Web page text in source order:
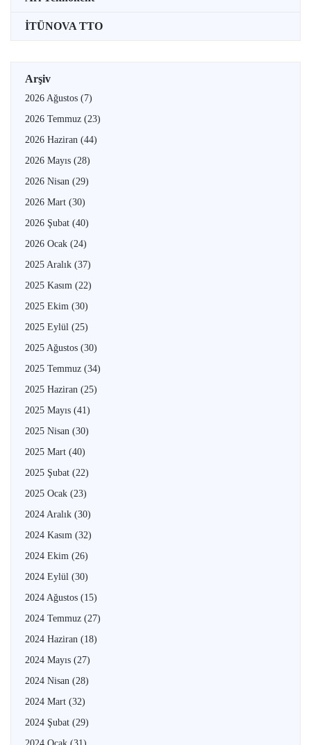
İTÜNOVA TTO
Arşiv
2026 Ağustos (7)
2026 Temmuz (23)
2026 Haziran (44)
2026 Mayıs (28)
2026 Nisan (29)
2026 Mart (30)
2026 Şubat (40)
2026 Ocak (24)
2025 Aralık (37)
2025 Kasım (22)
2025 Ekim (30)
2025 Eylül (25)
2025 Ağustos (30)
2025 Temmuz (34)
2025 Haziran (25)
2025 Mayıs (41)
2025 Nisan (30)
2025 Mart (40)
2025 Şubat (22)
2025 Ocak (23)
2024 Aralık (30)
2024 Kasım (32)
2024 Ekim (26)
2024 Eylül (30)
2024 Ağustos (15)
2024 Temmuz (27)
2024 Haziran (18)
2024 Mayıs (27)
2024 Nisan (28)
2024 Mart (32)
2024 Şubat (29)